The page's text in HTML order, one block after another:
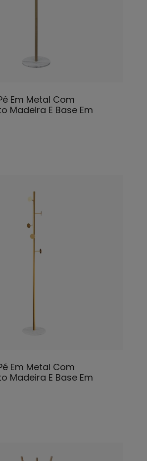
Em Metal Com
Madeira E Base Em
Em Metal Com
Madeira E Base Em